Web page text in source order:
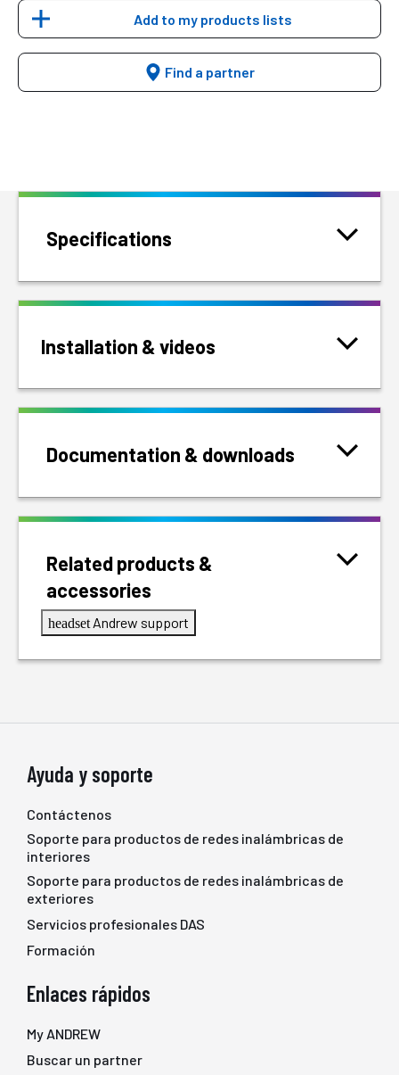
Add to my products lists
Find a partner
Specifications
Installation & videos
Documentation & downloads
Related products &
accessories
headset Andrew support
Ayuda y soporte
Contáctenos
Soporte para productos de redes inalámbricas de
interiores
Soporte para productos de redes inalámbricas de
exteriores
Servicios profesionales DAS
Formación
Enlaces rápidos
My ANDREW
Buscar un partner